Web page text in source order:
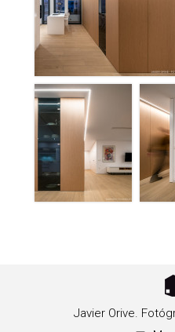
Javier Orive.